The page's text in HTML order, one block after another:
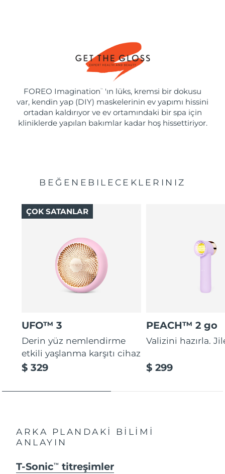
FOREO Imagination ™
'ın lüks, kremsi bir dokusu
var, kendin yap (DIY) maskelerinin ev yapımı hissini
ortadan kaldırıyor ve ev ortamındaki bir spa için
kliniklerde yapılan bakımlar kadar hoş hissettiriyor.
BEĞENEBILECEKLERINIZ
UFO™ 3
Derin yüz nemlendirme
etkili yaşlanma karşıtı cihaz
$ 329
ÇOK SATANLAR
PEACH™ 2 go
Valizini hazırla.
$ 299
ARKA PLANDAKİ BİLİMİ
ANLAYIN
T-SonicTM titreşimler